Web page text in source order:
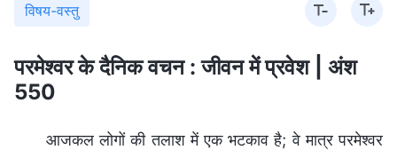
विषय-वस्तु
परमेश्वर के दैनिक वचन : जीवन में प्रवेश | अंश
550
आजकल लोगों की तलाश में एक भटकाव है; वे मात्र परमेश्वर